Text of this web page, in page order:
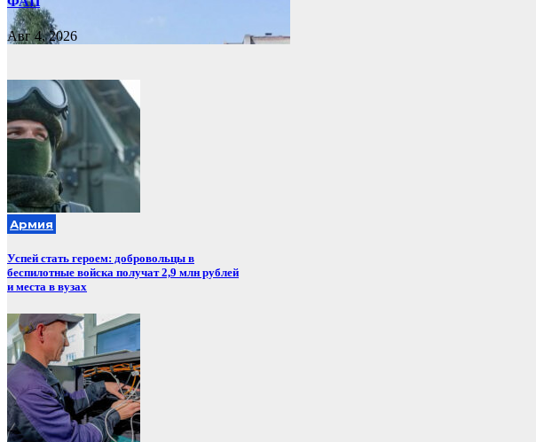
Авг 4, 2026
Армия
Успей стать героем: добровольцы в
беспилотные войска получат 2,9 млн рублей
и места в вузах